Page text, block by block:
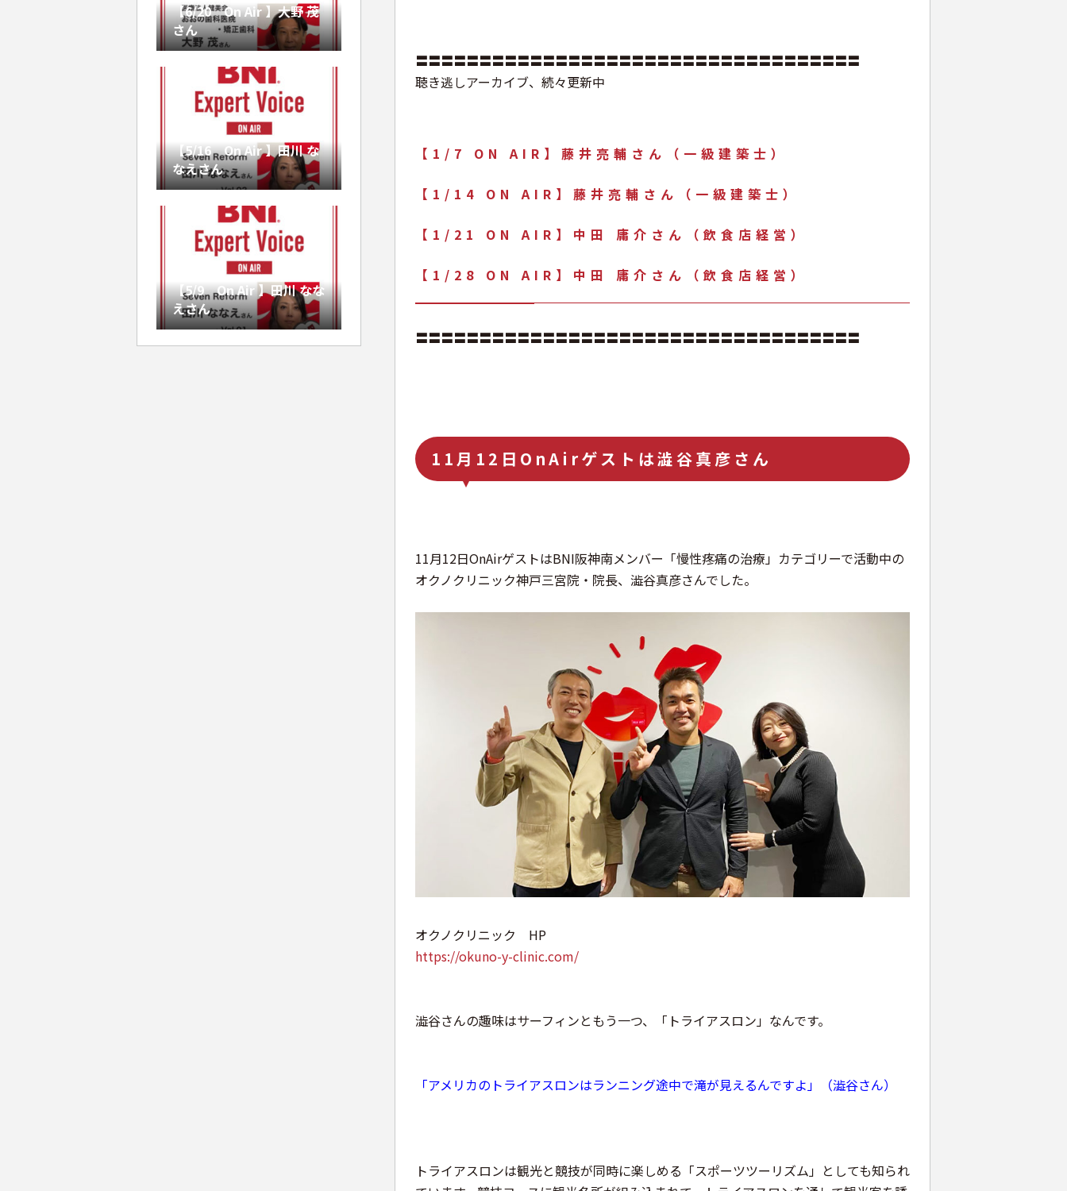
〓〓〓〓〓〓〓〓〓〓〓〓〓〓〓〓〓〓〓〓〓〓〓〓〓〓〓〓〓〓〓〓〓〓〓
聴き逃しアーカイブ、続々更新中
【1/7 ON AIR】藤井亮輔さん（一級建築士）
【1/14 ON AIR】藤井亮輔さん（一級建築士）
【1/21 ON AIR】中田 庸介さん（飲食店経営）
【1/28 ON AIR】中田 庸介さん（飲食店経営）
〓〓〓〓〓〓〓〓〓〓〓〓〓〓〓〓〓〓〓〓〓〓〓〓〓〓〓〓〓〓〓〓〓〓〓
11月12日OnAirゲストは澁谷真彦さん
11月12日OnAirゲストはBNI阪神南メンバー「慢性疼痛の治療」カテゴリーで活動中の
オクノクリニック神戸三宮院・院長、澁谷真彦さんでした。
オクノクリニック HP
https://okuno-y-clinic.com/
澁谷さんの趣味はサーフィンともう一つ、「トライアスロン」なんです。
「アメリカのトライアスロンはランニング途中で滝が見えるんですよ」（澁谷さん）
トライアスロンは観光と競技が同時に楽しめる「スポーツツーリズム」としても知られ
【6/20 On Air 】大野 茂
さん
【5/16 On Air 】田川 な
なえさん
【5/9 On Air 】田川 なな
えさん